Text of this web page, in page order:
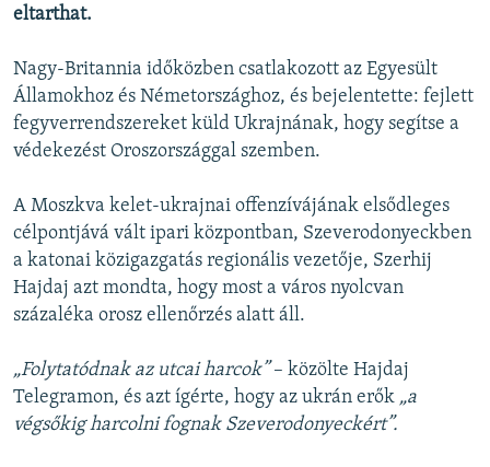
eltarthat.
Nagy-Britannia időközben csatlakozott az Egyesült
Államokhoz és Németországhoz, és bejelentette: fejlett
fegyverrendszereket küld Ukrajnának, hogy segítse a
védekezést Oroszországgal szemben.
A Moszkva kelet-ukrajnai offenzívájának elsődleges
célpontjává vált ipari központban, Szeverodonyeckben
a katonai közigazgatás regionális vezetője, Szerhij
Hajdaj azt mondta, hogy most a város nyolcvan
százaléka orosz ellenőrzés alatt áll.
„Folytatódnak az utcai harcok” – közölte Hajdaj
Telegramon, és azt ígérte, hogy az ukrán erők „a
végsőkig harcolni fognak Szeverodonyeckért”.